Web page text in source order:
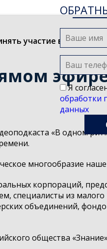
Я
обработки
данных
участие в прямом
«В одном
многообразие
корпораций,
специалисты из малого
объединений,
общества «Знание»